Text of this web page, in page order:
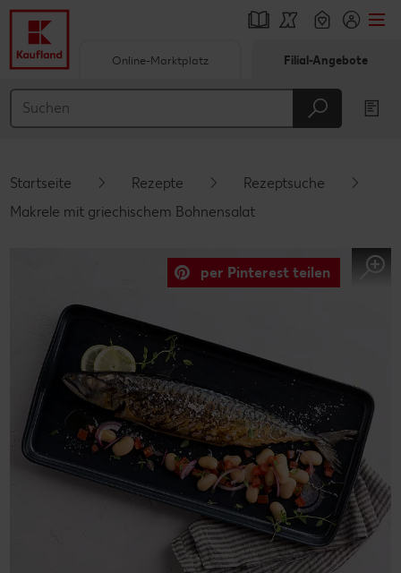
Hauptinhalt
Schwebender Seitenbereich
Online-Marktplatz Filial-Angebote
Startseite Rezepte
Rezeptsuche
Makrele mit griechischem Bohnensalat
per Pinterest teilen